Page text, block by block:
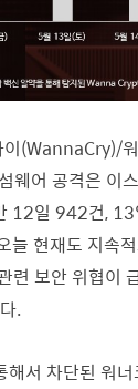
이(WannaCry)/
웨어 공격은 이
12일 942건,
늘 현재도 지속
련 보안 위협이
.
해서 차단된 워